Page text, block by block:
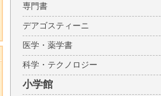
専門書
デアゴスティーニ
医学・薬学書
科学・テクノロジー
小学館